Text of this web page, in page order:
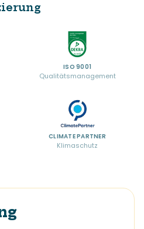
ISO 9001
Qualitätsmanagement
CLIMATE PARTNER
Klimaschutz